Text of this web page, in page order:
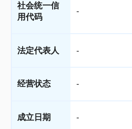
社会统一信
用代码
-
法定代表人 -
经营状态 -
成立日期 -